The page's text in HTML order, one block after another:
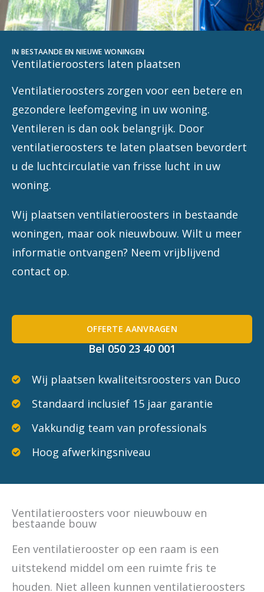
IN BESTAANDE EN NIEUWE WONINGEN
Ventilatieroosters laten plaatsen
Ventilatieroosters zorgen voor een betere en
gezondere leefomgeving in uw woning.
Ventileren is dan ook belangrijk. Door
ventilatieroosters te laten plaatsen bevordert
u de luchtcirculatie van frisse lucht in uw
woning.
Wij plaatsen ventilatieroosters in bestaande
woningen, maar ook nieuwbouw. Wilt u meer
informatie ontvangen? Neem vrijblijvend
contact op.
OFFERTE AANVRAGEN
Bel 050 23 40 001
Wij plaatsen kwaliteitsroosters van Duco
Standaard inclusief 15 jaar garantie
Vakkundig team van professionals
Hoog afwerkingsniveau
Ventilatieroosters voor nieuwbouw en
bestaande bouw
Een ventilatierooster op een raam is een
uitstekend middel om een ruimte fris te
houden. Niet alleen kunnen ventilatieroosters